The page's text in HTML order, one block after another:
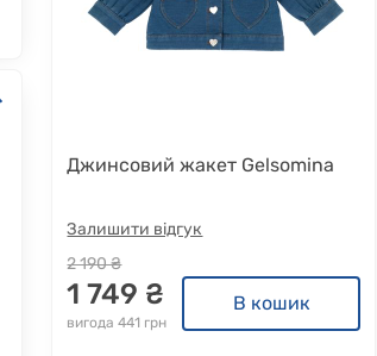
Джинсовий жакет Gelsomina
Залишити відгук
2 190 ₴
1 749 ₴
вигода 441 грн
В кошик